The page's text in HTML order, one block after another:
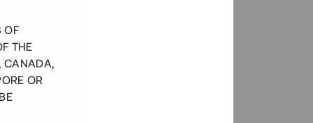
OF
THE
CANADA,
OR